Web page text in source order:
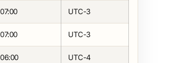
07:00 UTC-3
07:00 UTC-3
06:00 UTC-4